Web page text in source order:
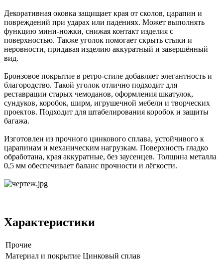
Декоративная оковка защищает края от сколов, царапин и
повреждений при ударах или падениях. Может выполнять
функцию мини-ножки, снижая контакт изделия с
поверхностью. Также уголок помогает скрыть стыки и
неровности, придавая изделию аккуратный и завершённый
вид.
Бронзовое покрытие в ретро-стиле добавляет элегантность и
благородство. Такой уголок отлично подходит для
реставрации старых чемоданов, оформления шкатулок,
сундуков, коробок, ширм, игрушечной мебели и творческих
проектов. Подходит для штабелирования коробок и защиты
багажа.
Изготовлен из прочного цинкового сплава, устойчивого к
царапинам и механическим нагрузкам. Поверхность гладко
обработана, края аккуратные, без заусенцев. Толщина металла
0,5 мм обеспечивает баланс прочности и лёгкости.
Характеристики
Прочие
Материал и покрытие Цинковый сплав